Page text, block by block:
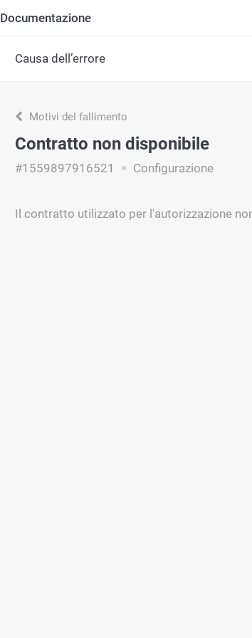
Documentazione
Causa dell’errore
Motivi del fallimento
Contratto non disponibile
#1559897916521 Configurazione
Il contratto utilizzato per l'autorizzazione